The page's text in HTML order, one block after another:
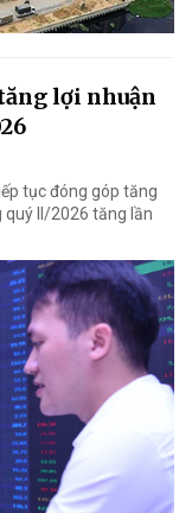
lợi nhuận
tục đóng góp tăng
II/2026 tăng lần